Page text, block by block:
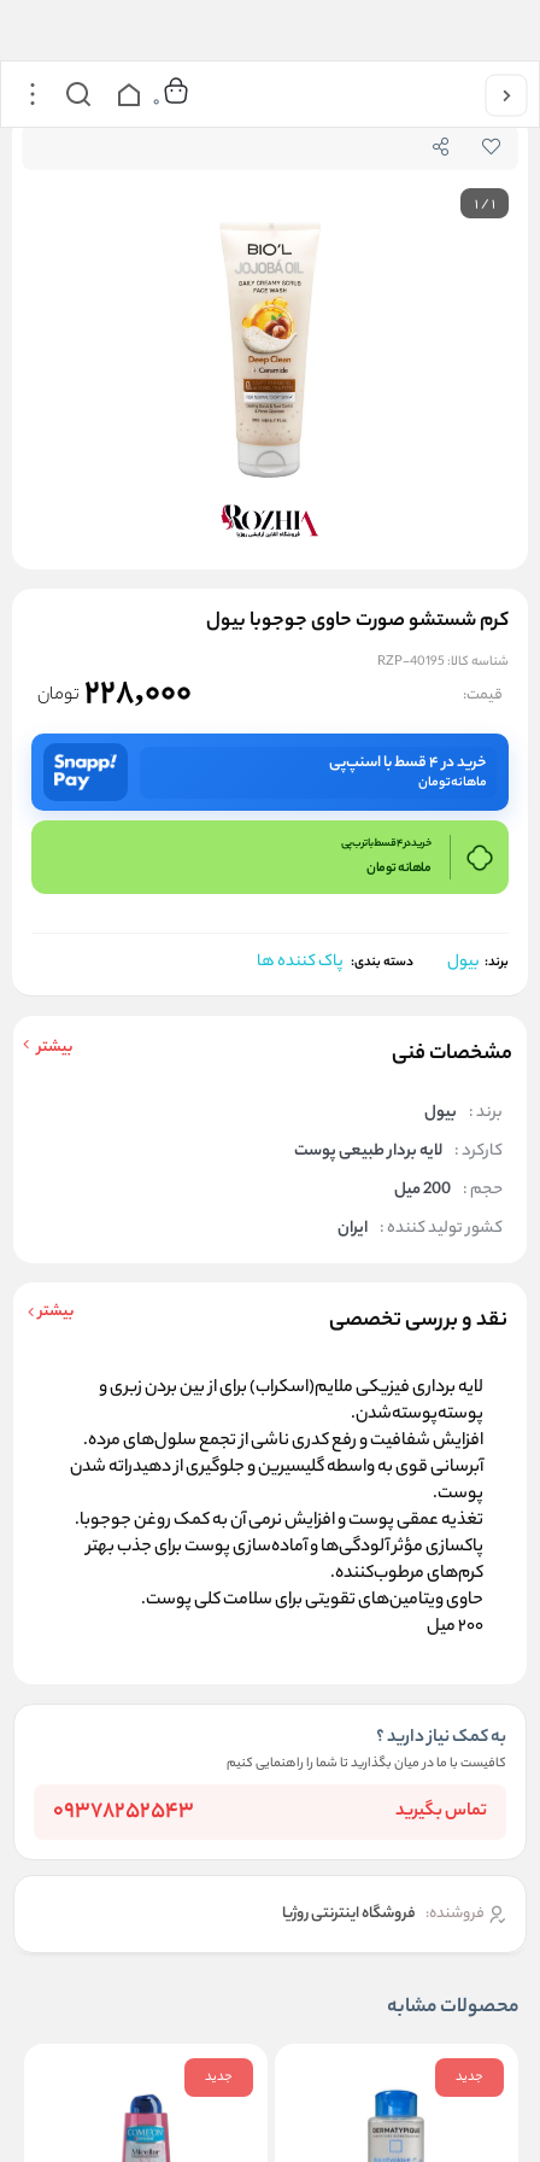
خانه کرم شستشو صورت حاوی جوجوبا بیول
0
1/1
کرم شستشو صورت حاوی جوجوبا بیول
شناسه کالا: RZP-40195
قیمت: 228,000 تومان
خرید در ۴ قسط با اسنپ‌پی
ماهانهتومان
خرید در 4 قسط با ترب پی
ماهانهتومان
برند: بیول دسته بندی: پاک کننده ها
مشخصات فنی بیشتر
برند : بیول
کارکرد : لایه بردار طبیعی پوست
حجم : 200 میل
کشور تولید کننده : ایران
نقد و بررسی تخصصی بیشتر
لایه برداری فیزیکی ملایم(اسکراب) برای از بین بردن زبری و
پوسته‌پوسته‌شدن.
افزایش شفافیت و رفع کدری ناشی از تجمع سلول‌های مرده.
آبرسانی قوی به واسطه گلیسیرین و جلوگیری از دهیدراته شدن
پوست.
تغذیه عمقی پوست و افزایش نرمی آن به کمک روغن جوجوبا.
پاکسازی مؤثر آلودگی‌ها و آماده‌سازی پوست برای جذب بهتر
کرم‌های مرطوب‌کننده.
حاوی ویتامین‌های تقویتی برای سلامت کلی پوست.
200 میل
به کمک نیاز دارید ؟
کافیست با ما در میان بگذارید تا شما را راهنمایی کنیم
تماس بگیرید 09378252543
فروشنده: فروشگاه اینترنتی روژیا
محصولات مشابه
جدید جدید